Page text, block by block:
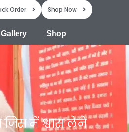
Order Shop Now
Gallery Shop
जिस में श्वास लेने